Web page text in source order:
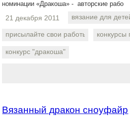
номинации «Дракоша» - авторские рабо
21 декабря 2011 вязание для
присылайте свои работы конкурсы
конкурс "дракоша"
Вязанный дракон сноуфайр